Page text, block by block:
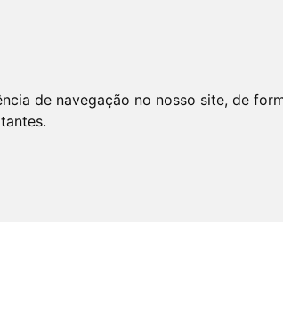
de navegação no nosso site, de